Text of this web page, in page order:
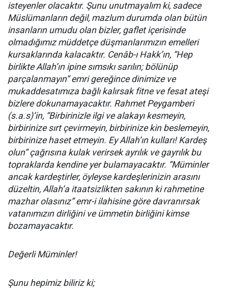
isteyenler olacaktır. Şunu unutmayalım ki, sadece
Müslümanların değil, mazlum durumda olan bütün
insanların umudu olan bizler, gaflet içerisinde
olmadığımız müddetçe düşmanlarımızın emelleri
kursaklarında kalacaktır. Cenâb-ı Hakk’ın, “Hep
birlikte Allah’ın ipine sımsıkı sarılın; bölünüp
parçalanmayın” emri gereğince dinimize ve
mukaddesatımıza bağlı kalırsak fitne ve fesat ateşi
bizlere dokunamayacaktır. Rahmet Peygamberi
(s.a.s)’in, “Birbirinizle ilgi ve alakayı kesmeyin,
birbirinize sırt çevirmeyin, birbirinize kin beslemeyin,
birbirinize haset etmeyin. Ey Allah’ın kulları! Kardeş
olun” çağrısına kulak verirsek ayrılık ve gayrılık bu
topraklarda kendine yer bulamayacaktır. “Müminler
ancak kardeştirler, öyleyse kardeşlerinizin arasını
düzeltin, Allah’a itaatsizlikten sakının ki rahmetine
mazhar olasınız” emr-i ilahisine göre davranırsak
vatanımızın dirliğini ve ümmetin birliğini kimse
bozamayacaktır.
Değerli Müminler!
Şunu hepimiz biliriz ki;